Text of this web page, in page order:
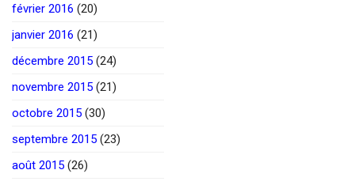
février 2016 (20)
janvier 2016 (21)
décembre 2015 (24)
novembre 2015 (21)
octobre 2015 (30)
septembre 2015 (23)
août 2015 (26)